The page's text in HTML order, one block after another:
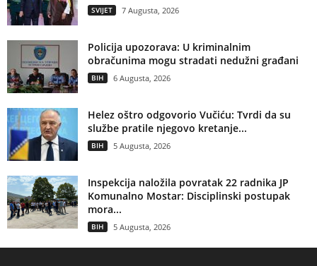
SVIJET 7 Augusta, 2026
Policija upozorava: U kriminalnim
obračunima mogu stradati nedužni građani
BIH 6 Augusta, 2026
Helez oštro odgovorio Vučiću: Tvrdi da su
službe pratile njegovo kretanje...
BIH 5 Augusta, 2026
Inspekcija naložila povratak 22 radnika JP
Komunalno Mostar: Disciplinski postupak
mora...
BIH 5 Augusta, 2026